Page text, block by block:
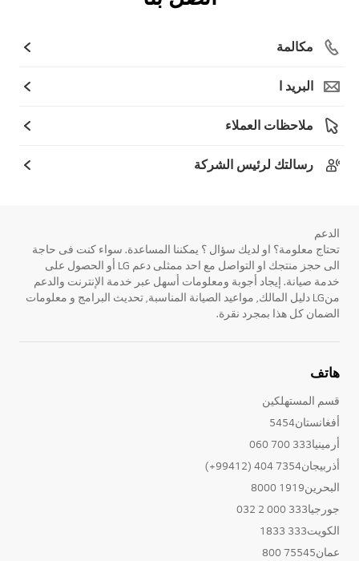
مكالمة
البريد ا
ملاحظات العملاء
رسالتك لرئيس الشركة
الدعم
تحتاج معلومة؟ او لديك سؤال ؟ يمكننا المساعدة. سواء كنت فى حاجة
الى حجز منتجك او التواصل مع احد ممثلى دعم LG أو الحصول على
خدمة صيانة. إيجاد أجوبة ومعلومات أسهل عبر خدمة الإنترنت والدعم
منLG دليل المالك, مواعيد الصيانة المناسبة, تحديث البرامج و معلومات
الضمان كل هذا بمجرد نقرة.
هاتف
قسم المستهلكين
أفغانستان5454
أرمينيا333 700 060
أذربيجان7354 404 (99412+)
البحرين1919 8000
جورجيا333 000 2 032
الكويت333 1833
عمان75545 800